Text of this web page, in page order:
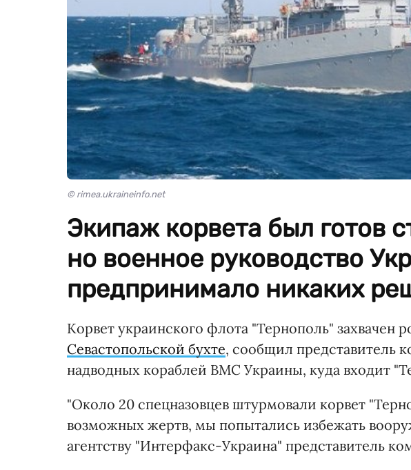
© rimea.ukraineinfo.net
Экипаж корвета был готов
но военное руководство
предпринимало никаких
Корвет украинского флота "Тернополь" захвачен
Севастопольской бухте, сообщил представитель
надводных кораблей ВМС Украины, куда входит
"Около 20 спецназовцев штурмовали корвет
возможных жертв, мы попытались избежать
агентству "Интерфакс-Украина" представитель